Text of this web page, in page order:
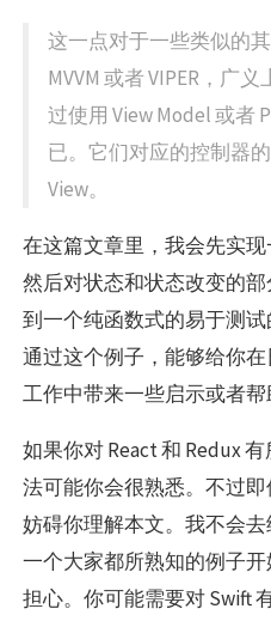
这一点对于一些类似的
MVVM 或者 VIPER，广
过使用 View Model 或者
已。它们对应的控制器
View。
在这篇文章里，我会先实现
然后对状态和状态改变的
到一个纯函数式的易于测
通过这个例子，能够给你
工作中带来一些启示或者帮
如果你对 React 和 Redux
法可能你会很熟悉。不过
妨碍你理解本文。我不会
一个大家都所熟知的例子
担心。你可能需要对 Swift